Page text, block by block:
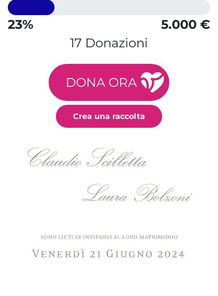
23%
5.000 €
17 Donazioni
DONA ORA
Crea una raccolta